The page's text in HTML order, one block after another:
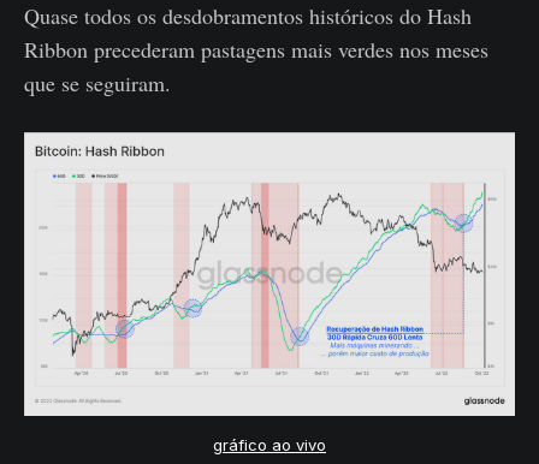
Quase todos os desdobramentos históricos do Hash
Ribbon precederam pastagens mais verdes nos meses
que se seguiram.
gráfico ao vivo